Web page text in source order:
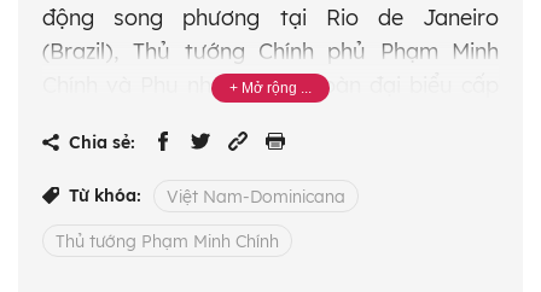
động song phương tại Rio de Janeiro
(Brazil), Thủ tướng Chính phủ Phạm Minh
Chính và Phu nhân, cùng đoàn đại biểu cấp
Dominicana từ ngày 19 đến 21/11/2024 theo
lời mời của Tổng thống Cộng hòa
và Phu nhân.
Chia sẻ:
Từ khóa: Việt Nam-Dominicana
Thủ tướng Phạm Minh Chính